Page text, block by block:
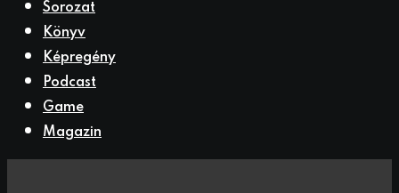
Sorozat
Könyv
Képregény
Podcast
Game
Magazin